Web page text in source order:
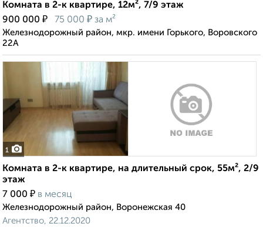
Комната в 2-к квартире, 12м², 7/9 этаж
900 000 ₽ 75 000 ₽ за м²
Железнодорожный район, мкр. имени Горького, Воровского
22А
1
Комната в 2-к квартире, на длительный срок, 55м², 2/9
этаж
7 000 ₽ в месяц
Железнодорожный район, Воронежская 40
Агентство, 22.12.2020